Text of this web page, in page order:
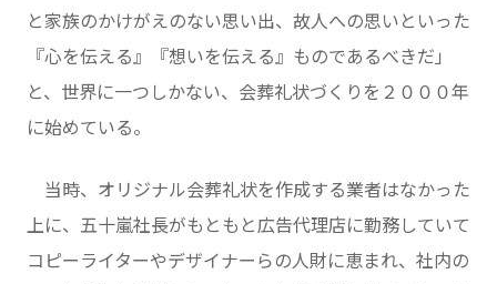
と家族のかけがえのない思い出、故人への思いといった
『心を伝える』『想いを伝える』ものであるべきだ」
と、世界に一つしかない、会葬礼状づくりを２０００年
に始めている。
当時、オリジナル会葬礼状を作成する業者はなかった
上に、五十嵐社長がもともと広告代理店に勤務していて
コピーライターやデザイナーらの人財に恵まれ、社内の